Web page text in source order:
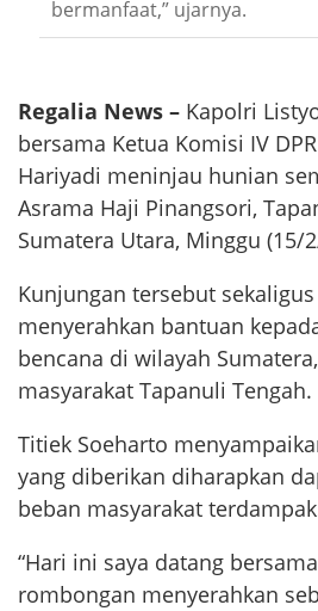
bermanfaat,” ujarnya.
Regalia News – Kapolri
bersama Ketua Komisi IV
Hariyadi meninjau hunian
Asrama Haji Pinangsori,
Sumatera Utara, Minggu (15/
Kunjungan tersebut
menyerahkan bantuan
bencana di wilayah
masyarakat Tapanuli Tengah.
Titiek Soeharto
yang diberikan diharapkan
beban masyarakat
“Hari ini saya datang
rombongan menyerahkan